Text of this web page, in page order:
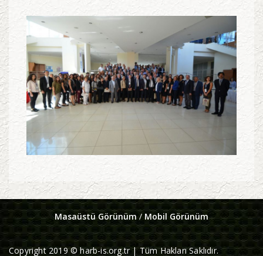
Masaüstü Görünüm/ Mobil Görünüm
Copyright 2019 © harb-is.org.tr | Tüm Hakları Saklıdır.